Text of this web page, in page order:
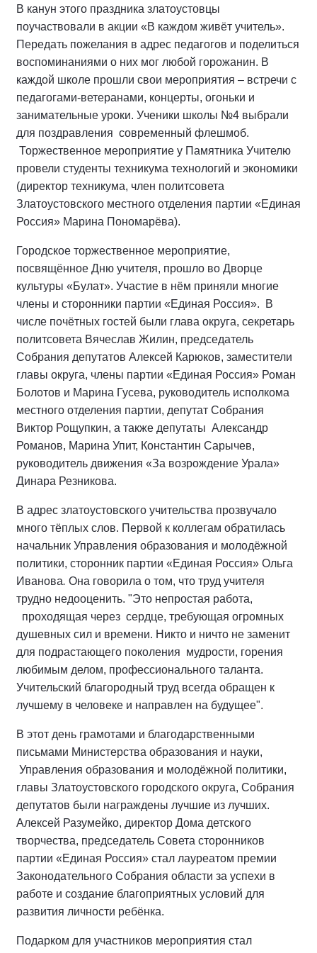
В канун этого праздника златоустовцы
поучаствовали в акции «В каждом живёт учитель».
Передать пожелания в адрес педагогов и поделиться
воспоминаниями о них мог любой горожанин. В
каждой школе прошли свои мероприятия – встречи с
педагогами-ветеранами, концерты, огоньки и
занимательные уроки. Ученики школы №4 выбрали
для поздравления современный флешмоб.
Торжественное мероприятие у Памятника Учителю
провели студенты техникума технологий и экономики
(директор техникума, член политсовета
Златоустовского местного отделения партии «Единая
Россия» Марина Пономарёва).
Городское торжественное мероприятие,
посвящённое Дню учителя, прошло во Дворце
культуры «Булат». Участие в нём приняли многие
члены и сторонники партии «Единая Россия». В
числе почётных гостей были глава округа, секретарь
политсовета Вячеслав Жилин, председатель
Собрания депутатов Алексей Карюков, заместители
главы округа, члены партии «Единая Россия» Роман
Болотов и Марина Гусева, руководитель исполкома
местного отделения партии, депутат Собрания
Виктор Рощупкин, а также депутаты Александр
Романов, Марина Упит, Константин Сарычев,
руководитель движения «За возрождение Урала»
Динара Резникова.
В адрес златоустовского учительства прозвучало
много тёплых слов. Первой к коллегам обратилась
начальник Управления образования и молодёжной
политики, сторонник партии «Единая Россия» Ольга
Иванова. Она говорила о том, что труд учителя
трудно недооценить. "Это непростая работа,
проходящая через сердце, требующая огромных
душевных сил и времени. Никто и ничто не заменит
для подрастающего поколения мудрости, горения
любимым делом, профессионального таланта.
Учительский благородный труд всегда обращен к
лучшему в человеке и направлен на будущее".
В этот день грамотами и благодарственными
письмами Министерства образования и науки,
Управления образования и молодёжной политики,
главы Златоустовского городского округа, Собрания
депутатов были награждены лучшие из лучших.
Алексей Разумейко, директор Дома детского
творчества, председатель Совета сторонников
партии «Единая Россия» стал лауреатом премии
Законодательного Собрания области за успехи в
работе и создание благоприятных условий для
развития личности ребёнка.
Подарком для участников мероприятия стал